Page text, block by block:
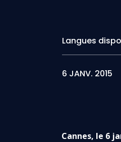
Langues
6 JANV. 2015
Cannes, le 6